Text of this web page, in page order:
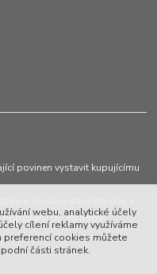
povinen vystavit kupujícímu
nejpozději do 48 hodin.
webu, analytické účely
cílení reklamy využíváme
preferencí cookies můžete
části stránek.